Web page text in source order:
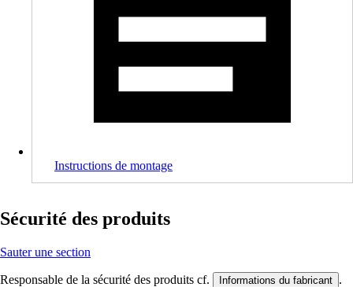
Instructions de montage
Sécurité des produits
Sauter une section
Responsable de la sécurité des produits cf. Informations du fabricant .